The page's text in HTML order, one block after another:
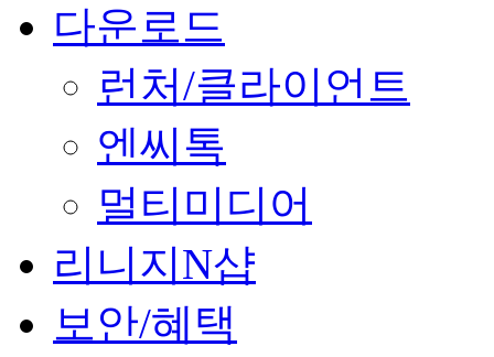
다운로드
런처/클라이언트
엔씨톡
멀티미디어
리니지N샵
보안/혜택